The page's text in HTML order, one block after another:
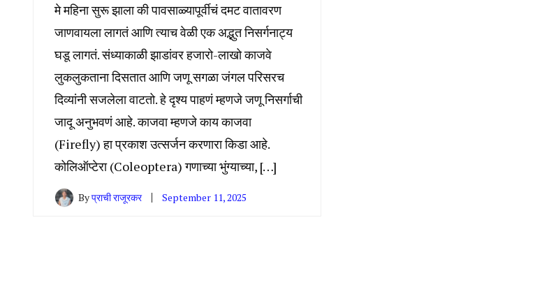
मे महिना सुरू झाला की पावसाळ्यापूर्वीचं दमट वातावरण
जाणवायला लागतं आणि त्याच वेळी एक अद्भुत निसर्गनाट्य
घडू लागतं. संध्याकाळी झाडांवर हजारो-लाखो काजवे
लुकलुकताना दिसतात आणि जणू सगळा जंगल परिसरच
दिव्यांनी सजलेला वाटतो. हे दृश्य पाहणं म्हणजे जणू निसर्गाची
जादू अनुभवणं आहे. काजवा म्हणजे काय काजवा
(Firefly) हा प्रकाश उत्सर्जन करणारा किडा आहे.
कोलिऑप्टेरा (Coleoptera) गणाच्या भुंग्याच्या, […]
Byप्राची राजूरकर September 11, 2025